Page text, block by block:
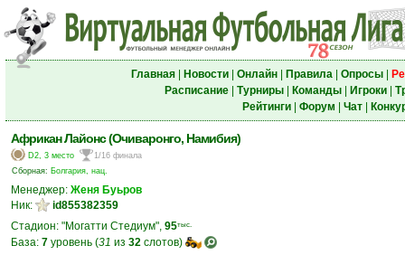
Главная| Новости| Онлайн| Правила| Опросы|
Расписание| Турниры| Команды| Игроки|
Рейтинги| Форум Чат|
Африкан Лайонс (Очиваронго, Намибия)
D2, 3 место
1/16 финала
Сборная: Болгария, нац.
Менеджер: Женя Буьров
Ник:
id855382359
Стадион: "Могатти Стедиум", 95тыс.
База: 7 уровень (31 из 32 слотов)